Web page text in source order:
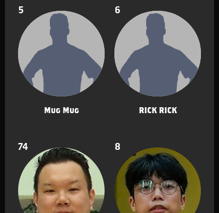
5
Mug Mug
6
RICK RICK
74 8